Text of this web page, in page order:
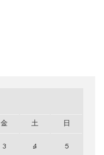
金 土 日
3 4 5